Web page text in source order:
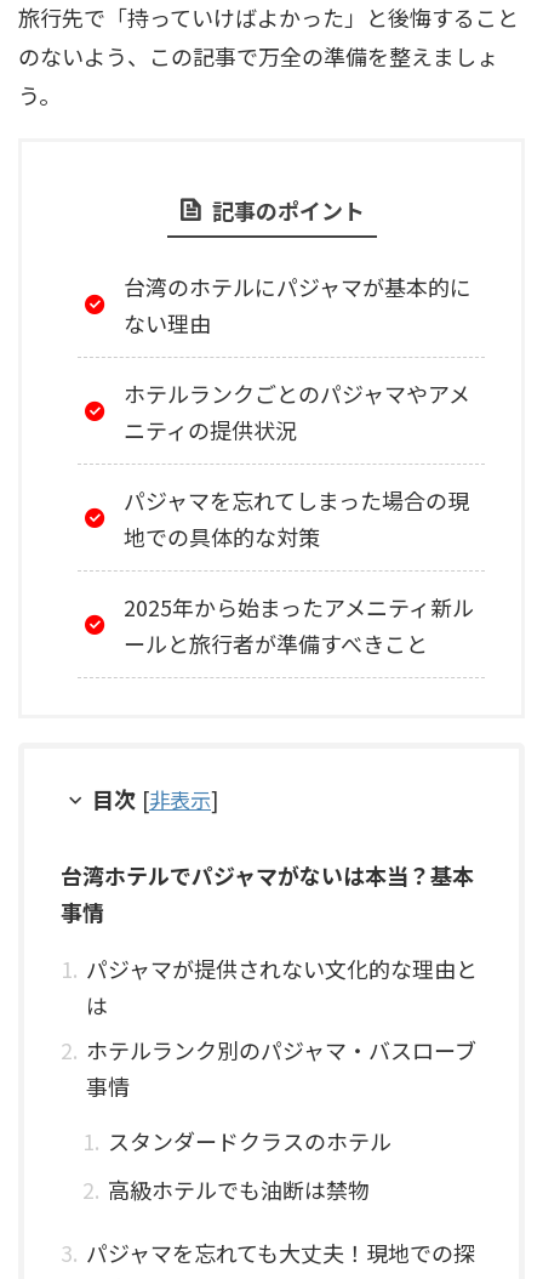
旅行先で「持っていけばよかった」と後悔すること
のないよう、この記事で万全の準備を整えましょ
う。
記事のポイント
台湾のホテルにパジャマが基本的に
ない理由
ホテルランクごとのパジャマやアメ
ニティの提供状況
パジャマを忘れてしまった場合の現
地での具体的な対策
2025年から始まったアメニティ新ル
ールと旅行者が準備すべきこと
目次 [非表示]
台湾ホテルでパジャマがないは本当？基本
事情
パジャマが提供されない文化的な理由と
は
ホテルランク別のパジャマ・バスローブ
事情
スタンダードクラスのホテル
高級ホテルでも油断は禁物
パジャマを忘れても大丈夫！現地での探